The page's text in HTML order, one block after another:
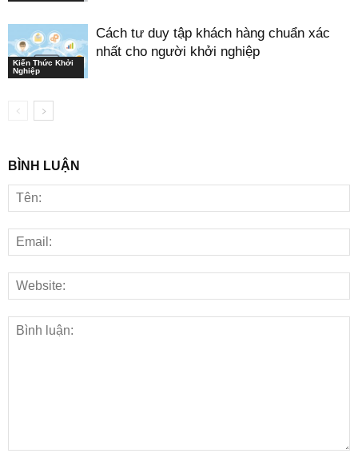
Kiến Thức Khởi
Nghiệp
Cách tư duy tập khách hàng chuẩn xác
nhất cho người khởi nghiệp
BÌNH LUẬN